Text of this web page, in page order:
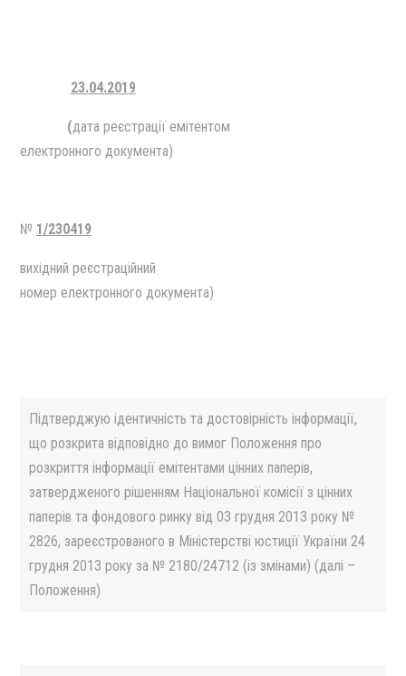
23.04.2019
(дата реєстрації емітентом
електронного документа)
№ 1/230419
вихідний реєстраційний
номер електронного документа)
Підтверджую ідентичність та достовірність інформації,
що розкрита відповідно до вимог Положення про
розкриття інформації емітентами цінних паперів,
затвердженого рішенням Національної комісії з цінних
паперів та фондового ринку від 03 грудня 2013 року №
2826, зареєстрованого в Міністерстві юстиції України 24
грудня 2013 року за № 2180/24712 (із змінами) (далі –
Положення)